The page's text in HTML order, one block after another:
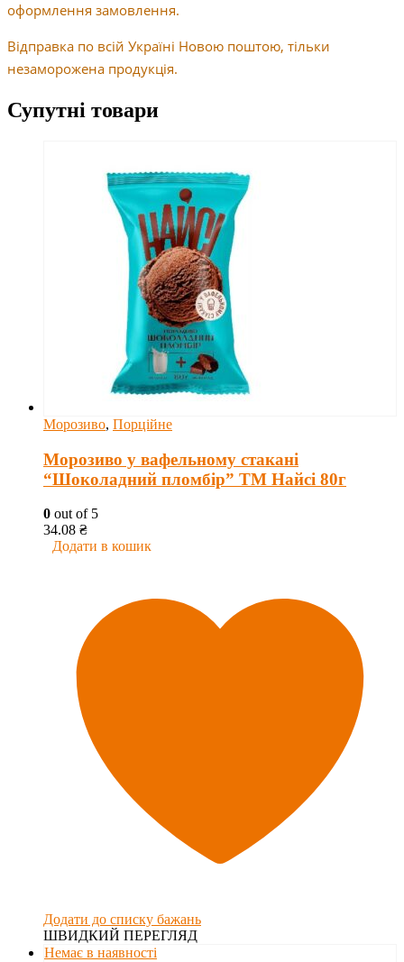
оформлення замовлення.
Відправка по всій Україні Новою поштою, тільки
незаморожена продукція.
Супутні товари
Морозиво, Порційне
Морозиво у вафельному стакані
“Шоколадний пломбір” ТМ Найсі 80г
0 out of 5
34.08 ₴
Додати в кошик
Додати до списку бажань
ШВИДКИЙ ПЕРЕГЛЯД
Немає в наявності